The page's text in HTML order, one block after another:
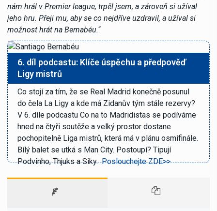
nám hrál v Premier league, trpěl jsem, a zároveň si užíval
jeho hru. Přeji mu, aby se co nejdříve uzdravil, a užíval si
možnost hrát na Bernabéu.“
6. díl podcastu: Klíče úspěchu a předpověď
Ligy mistrů
Co stojí za tím, že se Real Madrid konečně posunul
do čela La Ligy a kde má Zidanův tým stále rezervy?
V 6. díle podcastu Co na to Madridistas se podíváme
hned na čtyři soutěže a velký prostor dostane
pochopitelně Liga mistrů, která má v plánu osmifinále.
Bílý balet se utká s Man City. Postoupí? Tipují
Podvinho, Thjuks a Siky.Poslouchejte ZDE>>